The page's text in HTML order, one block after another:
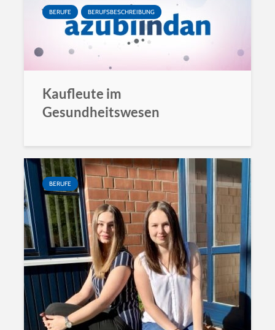
BERUFE BERUFSBESCHREIBUNG
Kaufleute im
Gesundheitswesen
BERUFE